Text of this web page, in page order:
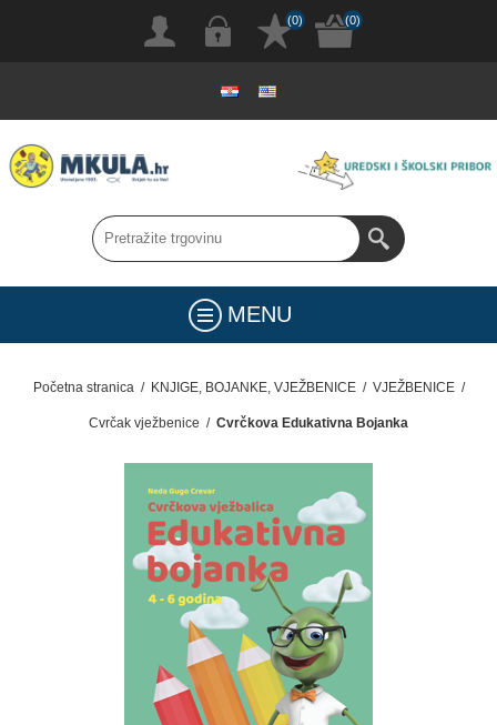
(0) (0)
MENU
Početna stranica / KNJIGE, BOJANKE, VJEŽBENICE / VJEŽBENICE /
Cvrčak vježbenice / Cvrčkova Edukativna Bojanka